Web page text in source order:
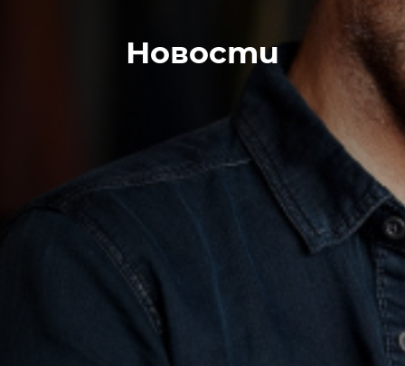
Новости